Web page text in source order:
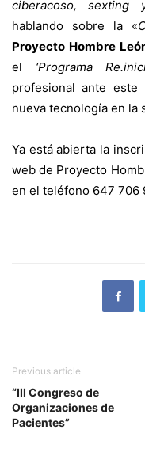
ciberacoso, sexting
hablando sobre la «
Proyecto Hombre
el ‘Programa
profesional ante
nueva tecnología en la
Ya está abierta la
web de Proyecto
en el teléfono 647 706
Previous article
“III Congreso de
Organizaciones de
Pacientes”